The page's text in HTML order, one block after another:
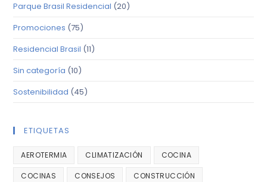
Parque Brasil Residencial (20)
Promociones (75)
Residencial Brasil (11)
Sin categoría (10)
Sostenibilidad (45)
ETIQUETAS
AEROTERMIA CLIMATIZACIÓN COCINA
COCINAS CONSEJOS CONSTRUCCIÓN